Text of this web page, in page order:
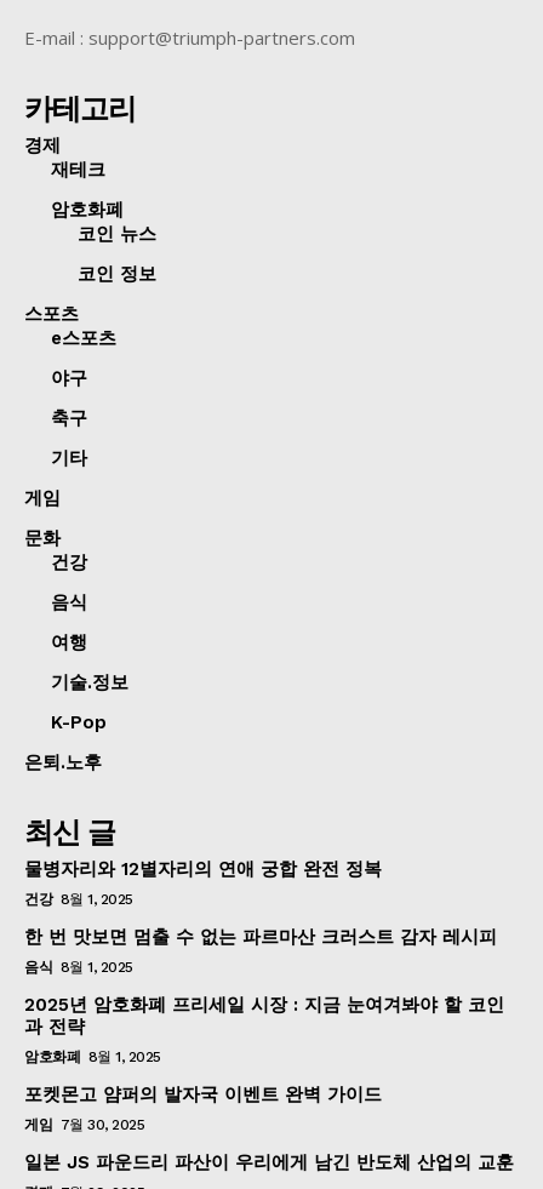
E-mail : support@triumph-partners.com
카테고리
경제
재테크
암호화폐
코인 뉴스
코인 정보
스포츠
e스포츠
야구
축구
기타
게임
문화
건강
음식
여행
기술.정보
K-Pop
은퇴.노후
최신 글
물병자리와 12별자리의 연애 궁합 완전 정복
건강 8월 1, 2025
한 번 맛보면 멈출 수 없는 파르마산 크러스트 감자 레시피
음식 8월 1, 2025
2025년 암호화폐 프리세일 시장 : 지금 눈여겨봐야 할 코인
과 전략
암호화폐 8월 1, 2025
포켓몬고 얌퍼의 발자국 이벤트 완벽 가이드
게임 7월 30, 2025
일본 JS 파운드리 파산이 우리에게 남긴 반도체 산업의 교훈